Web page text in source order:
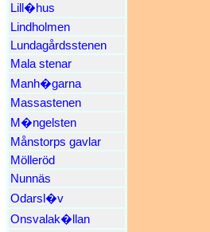
Lill�hus
Lindholmen
Lundagårdsstenen
Mala stenar
Manh�garna
Massastenen
M�ngelsten
Månstorps gavlar
Mölleröd
Nunnäs
Odarsl�v
Onsvalak�llan